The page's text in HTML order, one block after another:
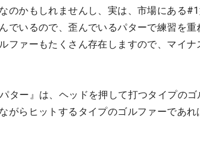
のかもしれませんし、実は、市場にある
でいるので、歪んでいるパターで練習を
ファーもたくさん存在しますので、マイ
パター』は、ヘッドを押して打つタイプの
がらヒットするタイプのゴルファーであ